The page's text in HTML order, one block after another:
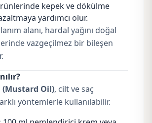
kepek ve dökülme
yardımcı olur.
alanı, hardal yağını doğal
vazgeçilmez bir bileşen
(Mustard Oil), cilt ve saç
yöntemlerle kullanılabilir.